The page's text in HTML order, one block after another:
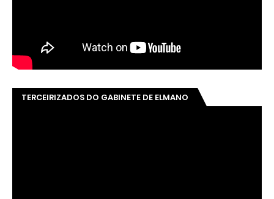
TERCEIRIZADOS DO GABINETE DE ELMANO